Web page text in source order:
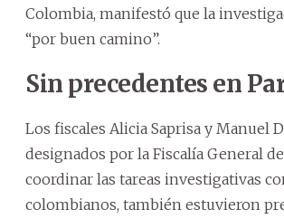
Colombia, manifestó que la
“por buen camino”.
Sin precedentes en
Los fiscales Alicia Saprisa y Manuel
designados por la Fiscalía General
coordinar las tareas investigativas
colombianos, también estuvieron